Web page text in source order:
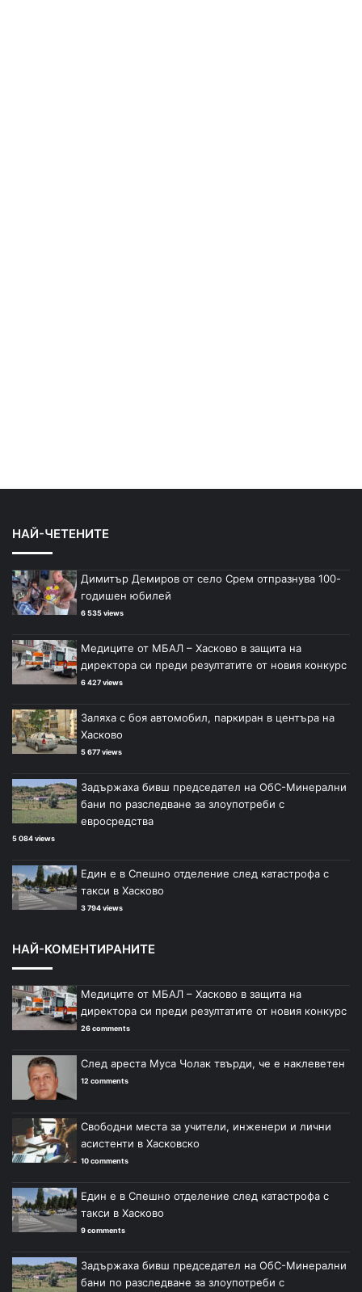
НАЙ-ЧЕТЕНИТЕ
Димитър Демиров от село Срем отпразнува 100-
годишен юбилей
6 535 views
Медиците от МБАЛ – Хасково в защита на
директора си преди резултатите от новия конкурс
6 427 views
Заляха с боя автомобил, паркиран в центъра на
Хасково
5 677 views
Задържаха бивш председател на ОбС-Минерални
бани по разследване за злоупотреби с
евросредства
5 084 views
Един е в Спешно отделение след катастрофа с
такси в Хасково
3 794 views
НАЙ-КОМЕНТИРАНИТЕ
Медиците от МБАЛ – Хасково в защита на
директора си преди резултатите от новия конкурс
26 comments
След ареста Муса Чолак твърди, че е наклеветен
12 comments
Свободни места за учители, инженери и лични
асистенти в Хасковско
10 comments
Един е в Спешно отделение след катастрофа с
такси в Хасково
9 comments
Задържаха бивш председател на ОбС-Минерални
бани по разследване за злоупотреби с